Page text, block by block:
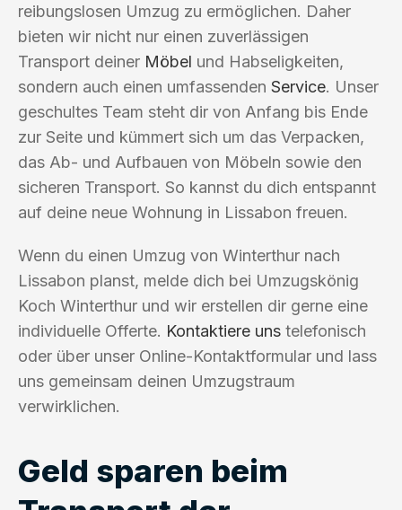
reibungslosen Umzug zu ermöglichen. Daher
bieten wir nicht nur einen zuverlässigen
Transport deiner Möbel und Habseligkeiten,
sondern auch einen umfassenden Service. Unser
geschultes Team steht dir von Anfang bis Ende
zur Seite und kümmert sich um das Verpacken,
das Ab- und Aufbauen von Möbeln sowie den
sicheren Transport. So kannst du dich entspannt
auf deine neue Wohnung in Lissabon freuen.
Wenn du einen Umzug von Winterthur nach
Lissabon planst, melde dich bei Umzugskönig
Koch Winterthur und wir erstellen dir gerne eine
individuelle Offerte. Kontaktiere uns telefonisch
oder über unser Online-Kontaktformular und lass
uns gemeinsam deinen Umzugstraum
verwirklichen.
Geld sparen beim